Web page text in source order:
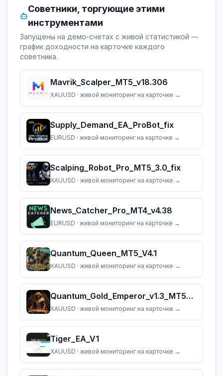
Советники, торгующие этими
инструментами
Запущены на демо-счетах с живой статистикой —
график доходности на карточке каждого
советника.
Mavrik_Scalper_MT5_v18.306
XAUUSD · живой мониторинг на карточке →
Supply_Demand_EA_ProBot_fix
EURUSD · живой мониторинг на карточке →
Scalping_Robot_Pro_MT5_3.0_fix
XAUUSD · живой мониторинг на карточке →
News_Catcher_Pro_MT4_v4.38
EURUSD · живой мониторинг на карточке →
Quantum_Queen_MT5_V4.1
XAUUSD · живой мониторинг на карточке →
Quantum_Gold_Emperor_v1.3_MT5_(dll_5883)
XAUUSD · живой мониторинг на карточке →
Tiger_EA_V1
XAUUSD · живой мониторинг на карточке →